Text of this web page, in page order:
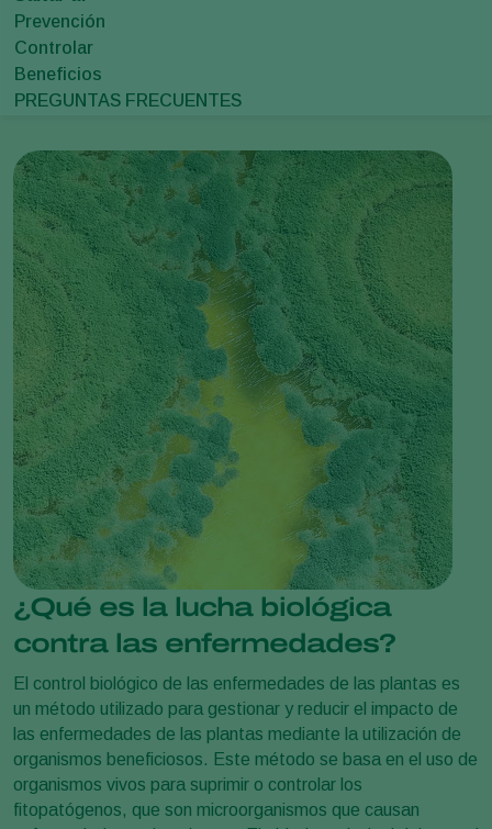
Prevención
Controlar
Beneficios
PREGUNTAS FRECUENTES
¿Qué es la lucha biológica
contra las enfermedades?
El control biológico de las enfermedades de las plantas es
un método utilizado para gestionar y reducir el impacto de
las enfermedades de las plantas mediante la utilización de
organismos beneficiosos. Este método se basa en el uso de
organismos vivos para suprimir o controlar los
fitopatógenos, que son microorganismos que causan